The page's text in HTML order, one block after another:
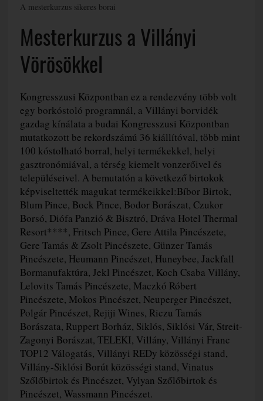
A mesterkurzus sikeres borai
Mesterkurzus a Villányi
Vörösökkel
Kongresszusi Központban ez a rendezvény több volt
egy borkóstoló programnál, a Villányi borvidék
gazdag kínálata a budai Kongresszusi Központban
mutatkozott be rekordszámú 36 kiállítóval, több mint
100 kóstolható borral, helyi termékekkel, helyi
gasztronómiával, a térség kiemelt vonzerőivel és
településeivel. A bemutatón a következő birtokok
képviseltették magukat termékeikkel:Bíbor Birtok,
Blum Pince, Bock Pince, Bodor Borászat, Czukor
Borsó, Diófa Panzió & Bisztró, Dráva Hotel Thermal
Resort****, Fritsch Pince, Gere Attila Pincészete,
Gere Tamás & Zsolt Pincészete, Günzer Tamás
Pincészete, Heumann Pincészet, Huneybee, Jackfall
Bormanufaktúra, Jekl Pincészet, Koch Csaba Villány,
Lelovits Tamás Pincészete, Maczkó Róbert
Pincészete, Mokos Pincészet, Neuperger Pincészet,
Polgár Pincészet, Rejiji Wines, Riczu Tamás
Borászata, Ruppert Borház, Siklós, Siklósi Vár, Streit-
Zagonyi Borászat, TELEKI, Villány, Villányi Franc
TOP12 Válogatás, Villányi REDy közösségi stand,
Villány-Siklósi Borút közösségi stand, Vinatus
Szőlőbirtok és Pincészet, Vylyan Szőlőbirtok és
Pincészet, Wassmann Pincészet.